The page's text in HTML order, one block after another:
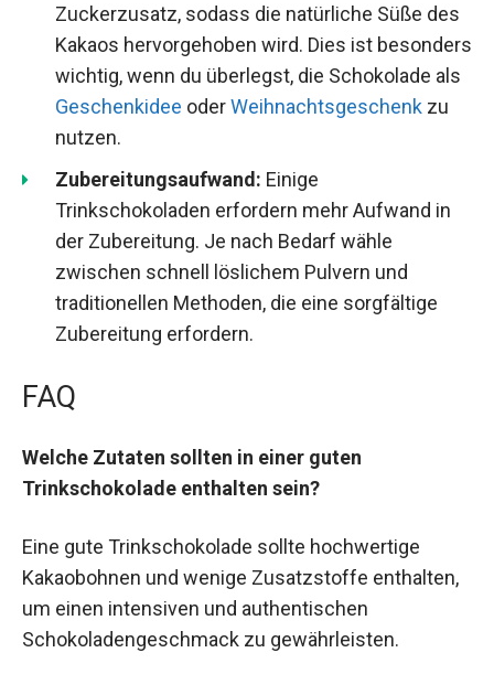
Zuckerzusatz, sodass die natürliche Süße des
Kakaos hervorgehoben wird. Dies ist besonders
wichtig, wenn du überlegst, die Schokolade als
Geschenkidee oderWeihnachtsgeschenk zu
nutzen.
Zubereitungsaufwand: Einige
Trinkschokoladen erfordern mehr Aufwand in
der Zubereitung. Je nach Bedarf wähle
zwischen schnell löslichem Pulvern und
traditionellen Methoden, die eine sorgfältige
Zubereitung erfordern.
FAQ
Welche Zutaten sollten in einer guten
Trinkschokolade enthalten sein?
Eine gute Trinkschokolade sollte hochwertige
Kakaobohnen und wenige Zusatzstoffe enthalten,
um einen intensiven und authentischen
Schokoladengeschmack zu gewährleisten.